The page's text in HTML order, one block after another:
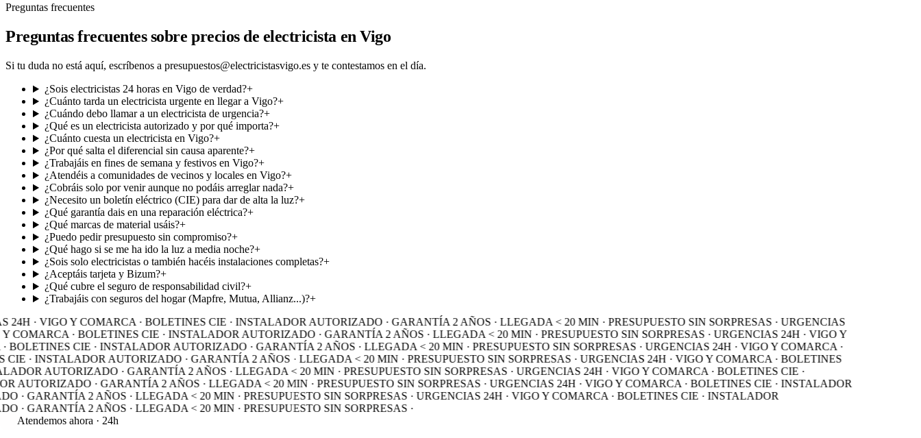
Preguntas frecuentes
Preguntas frecuentes sobreprecios de electricista en Vigo
Si tu duda no está aquí, escríbenos a presupuestos@electricistasvigo.es y te contestamos en el día.
¿Sois electricistas 24 horas en Vigo de verdad?+
¿Cuánto tarda un electricista urgente en llegar a Vigo?+
¿Cuándo debo llamar a un electricista de urgencia?+
¿Qué es un electricista autorizado y por qué importa?+
¿Cuánto cuesta un electricista en Vigo?+
¿Por qué salta el diferencial sin causa aparente?+
¿Trabajáis en fines de semana y festivos en Vigo?+
¿Atendéis a comunidades de vecinos y locales en Vigo?+
¿Cobráis solo por venir aunque no podáis arreglar nada?+
¿Necesito un boletín eléctrico (CIE) para dar de alta la luz?+
¿Qué garantía dais en una reparación eléctrica?+
¿Qué marcas de material usáis?+
¿Puedo pedir presupuesto sin compromiso?+
¿Qué hago si se me ha ido la luz a media noche?+
¿Sois solo electricistas o también hacéis instalaciones completas?+
¿Aceptáis tarjeta y Bizum?+
¿Qué cubre el seguro de responsabilidad civil?+
¿Trabajáis con seguros del hogar (Mapfre, Mutua, Allianz...)?+
· VIGO Y COMARCA · BOLETINES CIE · INSTALADOR AUTORIZADO · GARANTÍA 2 AÑOS · LLEGADA < 20 MIN · PRESUPUESTO SIN SORPRESAS · URGENCIAS
COMARCA · BOLETINES CIE · INSTALADOR AUTORIZADO · GARANTÍA 2 AÑOS · LLEGADA < 20 MIN · PRESUPUESTO SIN SORPRESAS · URGENCIAS 24H · VIGO Y
CIE · INSTALADOR AUTORIZADO · GARANTÍA 2 AÑOS · LLEGADA < 20 MIN · PRESUPUESTO SIN SORPRESAS · URGENCIAS 24H · VIGO Y COMARCA ·
· INSTALADOR AUTORIZADO · GARANTÍA 2 AÑOS · LLEGADA < 20 MIN · PRESUPUESTO SIN SORPRESAS · URGENCIAS 24H · VIGO Y COMARCA · BOLETINES
AUTORIZADO · GARANTÍA 2 AÑOS · LLEGADA < 20 MIN · PRESUPUESTO SIN SORPRESAS · URGENCIAS 24H · VIGO Y COMARCA · BOLETINES CIE ·
AUTORIZADO · GARANTÍA 2 AÑOS · LLEGADA < 20 MIN · PRESUPUESTO SIN SORPRESAS · URGENCIAS 24H · VIGO Y COMARCA · BOLETINES CIE · INSTALADOR
· GARANTÍA 2 AÑOS · LLEGADA < 20 MIN · PRESUPUESTO SIN SORPRESAS · URGENCIAS 24H · VIGO Y COMARCA · BOLETINES CIE · INSTALADOR
· GARANTÍA 2 AÑOS · LLEGADA < 20 MIN · PRESUPUESTO SIN SORPRESAS ·
Atendemos ahora · 24h